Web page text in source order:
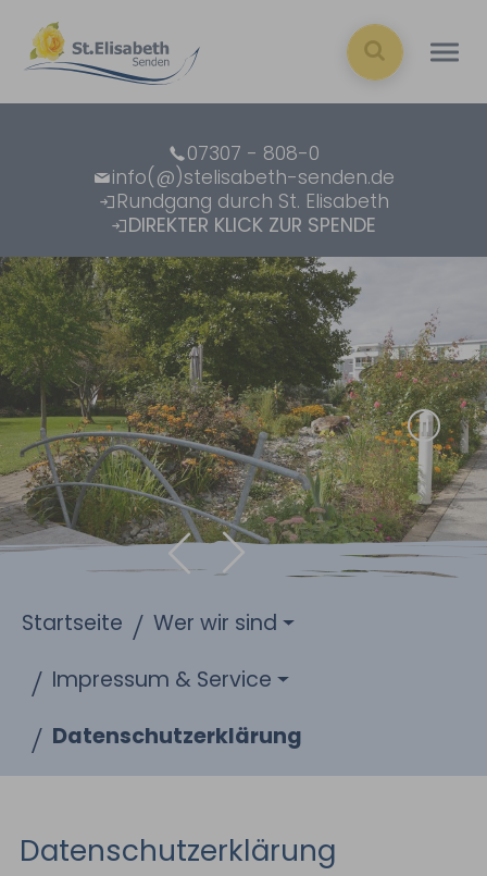
Zum Hauptinhalt springen
07307 - 808-0
info(@)stelisabeth-senden.de
Rundgang durch St. Elisabeth
DIREKTER KLICK ZUR SPENDE
ZurückWeiter
Startseite
Wer wir sind
Impressum & Service
Datenschutzerklärung
Datenschutzerklärung